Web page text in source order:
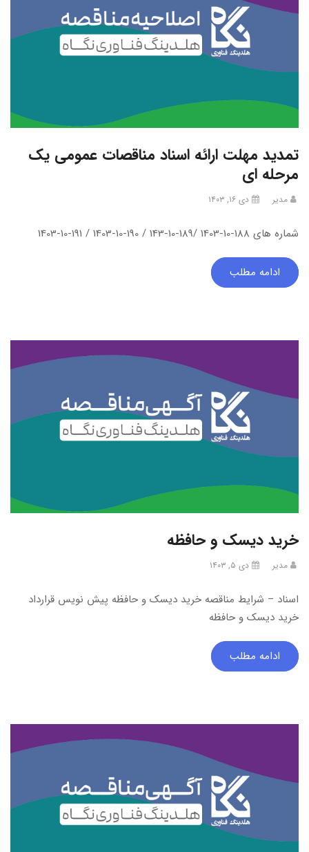
تمدید مهلت ارائه اسناد مناقصات عمومی یک
مرحله ای
مدیر دی ۱۶, ۱۴۰۳
شماره های 188-10-1403 /189-10-143 / 190-10-1403 / 191-10-1403
ادامه مطلب
خرید دیسک و حافظه
مدیر دی ۵, ۱۴۰۳
اسناد – شرایط مناقصه خرید دیسک و حافظه پیش نویس قرارداد
خرید دیسک و حافظه
ادامه مطلب